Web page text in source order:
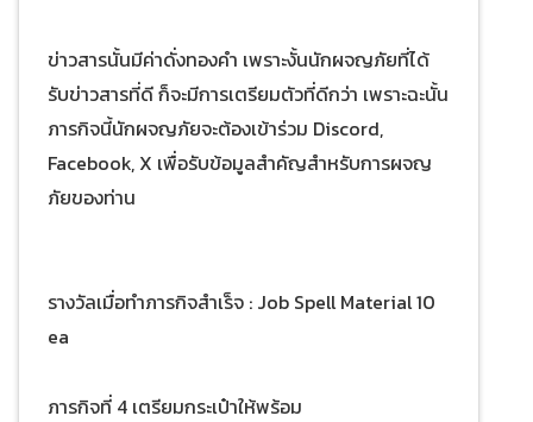
ข่าวสารนั้นมีค่าดั่งทองคำ เพราะงั้นนักผจญภัยที่ได้
รับข่าวสารที่ดี ก็จะมีการเตรียมตัวที่ดีกว่า เพราะฉะนั้น
ภารกิจนี้นักผจญภัยจะต้องเข้าร่วม Discord,
Facebook, X เพื่อรับข้อมูลสำคัญสำหรับการผจญ
ภัยของท่าน
รางวัลเมื่อทำภารกิจสำเร็จ : Job Spell Material 10
ea
ภารกิจที่ 4 เตรียมกระเป๋าให้พร้อม